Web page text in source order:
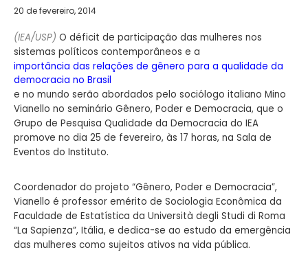
20 de fevereiro, 2014
(IEA/USP) O déficit de participação das mulheres nos
sistemas políticos contemporâneos e a
importância das relações de gênero para a qualidade da
democracia no Brasil
e no mundo serão abordados pelo sociólogo italiano Mino
Vianello no seminário Gênero, Poder e Democracia, que o
Grupo de Pesquisa Qualidade da Democracia do IEA
promove no dia 25 de fevereiro, às 17 horas, na Sala de
Eventos do Instituto.
Coordenador do projeto “Gênero, Poder e Democracia”,
Vianello é professor emérito de Sociologia Econômica da
Faculdade de Estatística da Università degli Studi di Roma
“La Sapienza”, Itália, e dedica-se ao estudo da emergência
das mulheres como sujeitos ativos na vida pública.